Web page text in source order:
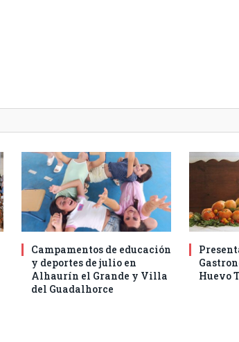
Campamentos de educación
y deportes de julio en
Alhaurín el Grande y Villa
del Guadalhorce
Huevo